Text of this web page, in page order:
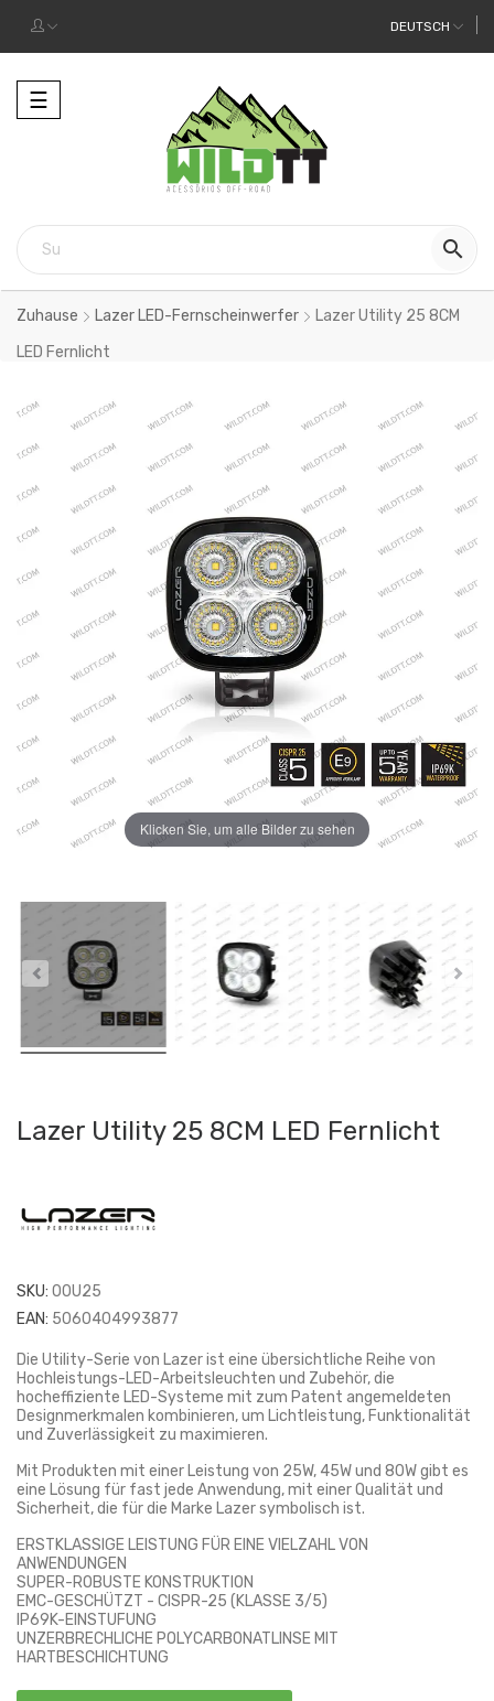
DEUTSCH
Toggle
navigation
☰

Zuhause Lazer LED-Fernscheinwerfer
Lazer Utility 25 8CM
LED Fernlicht
Klicken Sie, um alle Bilder zu sehen
Lazer Utility 25 8CM LED Fernlicht
SKU: 00U25
EAN: 5060404993877
Die Utility-Serie von Lazer ist eine übersichtliche Reihe von
Hochleistungs-LED-Arbeitsleuchten und Zubehör, die
hocheffiziente LED-Systeme mit zum Patent angemeldeten
Designmerkmalen kombinieren, um Lichtleistung, Funktionalität
und Zuverlässigkeit zu maximieren.
Mit Produkten mit einer Leistung von 25W, 45W und 80W gibt es
eine Lösung für fast jede Anwendung, mit einer Qualität und
Sicherheit, die für die Marke Lazer symbolisch ist.
ERSTKLASSIGE LEISTUNG FÜR EINE VIELZAHL VON
ANWENDUNGEN
SUPER-ROBUSTE KONSTRUKTION
EMC-GESCHÜTZT - CISPR-25 (KLASSE 3/5)
IP69K-EINSTUFUNG
UNZERBRECHLICHE POLYCARBONATLINSE MIT
HARTBESCHICHTUNG